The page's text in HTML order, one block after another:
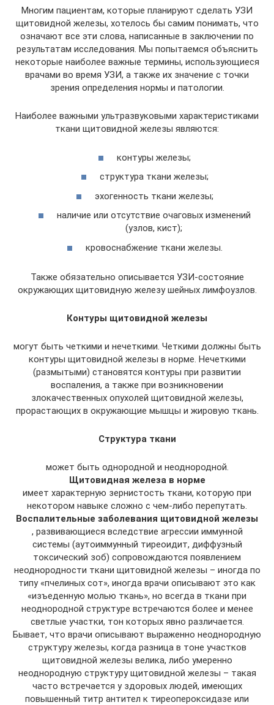
Многим пациентам, которые планируют сделать УЗИ
щитовидной железы, хотелось бы самим понимать, что
означают все эти слова, написанные в заключении по
результатам исследования. Мы попытаемся объяснить
некоторые наиболее важные термины, использующиеся
врачами во время УЗИ, а также их значение с точки
зрения определения нормы и патологии.
Наиболее важными ультразвуковыми характеристиками
ткани щитовидной железы являются:
контуры железы;
структура ткани железы;
эхогенность ткани железы;
наличие или отсутствие очаговых изменений
(узлов, кист);
кровоснабжение ткани железы.
Также обязательно описывается УЗИ-состояние
окружающих щитовидную железу шейных лимфоузлов.
Контуры щитовидной железы
могут быть четкими и нечеткими. Четкими должны быть
контуры щитовидной железы в норме. Нечеткими
(размытыми) становятся контуры при развитии
воспаления, а также при возникновении
злокачественных опухолей щитовидной железы,
прорастающих в окружающие мышцы и жировую ткань.
Структура ткани
может быть однородной и неоднородной.
Щитовидная железа в норме
имеет характерную зернистость ткани, которую при
некотором навыке сложно с чем-либо перепутать.
Воспалительные заболевания щитовидной железы
, развивающиеся вследствие агрессии иммунной
системы (аутоиммунный тиреоидит, диффузный
токсический зоб) сопровождаются появлением
неоднородности ткани щитовидной железы – иногда по
типу «пчелиных сот», иногда врачи описывают это как
«изъеденную молью ткань», но всегда в ткани при
неоднородной структуре встречаются более и менее
светлые участки, тон которых явно различается.
Бывает, что врачи описывают выраженно неоднородную
структуру железы, когда разница в тоне участков
щитовидной железы велика, либо умеренно
неоднородную структуру щитовидной железы – такая
часто встречается у здоровых людей, имеющих
повышенный титр антител к тиреопероксидазе или